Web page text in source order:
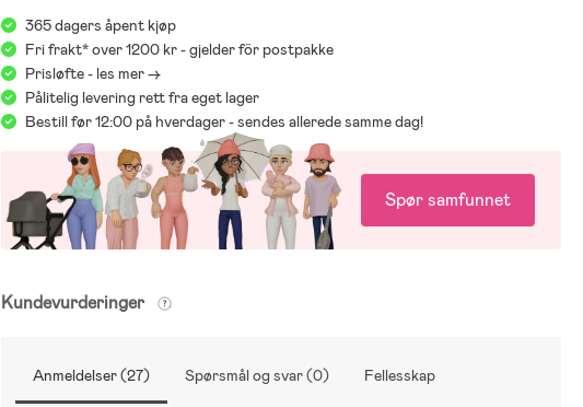
365 dagers åpent kjøp
Fri frakt* over 1200 kr - gjelder för postpakke
Prisløfte - les mer ->
Pålitelig levering rett fra eget lager
Bestill før 12:00 på hverdager - sendes allerede samme dag!
Spør samfunnet
Kundevurderinger
Anmeldelser (27) Spørsmål og svar (0) Fellesskap